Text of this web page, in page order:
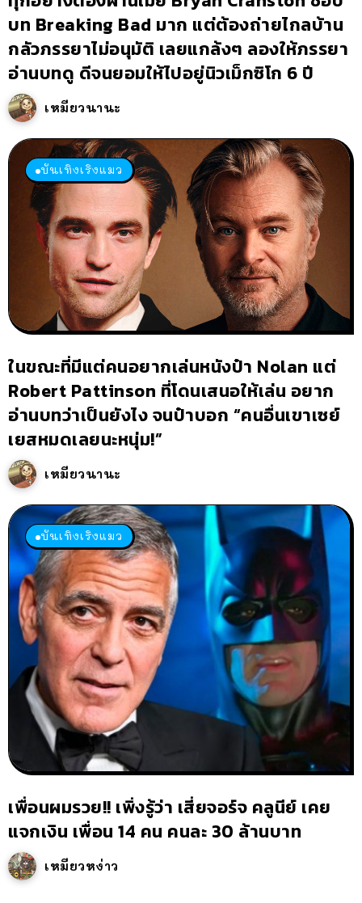
บท Breaking Bad มาก แต่ต้องถ่ายไกลบ้าน
กลัวภรรยาไม่อนุมัติ เลยแกล้งๆ ลองให้ภรรยา
อ่านบทดู ดีจนยอมให้ไปอยู่นิวเม็กซิโก 6 ปี
เหมียวนานะ
บันเทิงเริงแมว
ในขณะที่มีแต่คนอยากเล่นหนังป๋า Nolan แต่
Robert Pattinson ที่โดนเสนอให้เล่น อยาก
อ่านบทว่าเป็นยังไง จนป๋าบอก “คนอื่นเขาเซย์
เยสหมดเลยนะหนุ่ม!”
เหมียวนานะ
บันเทิงเริงแมว
เพื่อนผมรวย!! เพิ่งรู้ว่า เสี่ยจอร์จ คลูนีย์ เคย
แจกเงิน เพื่อน 14 คน คนละ 30 ล้านบาท
เหมียวหง่าว